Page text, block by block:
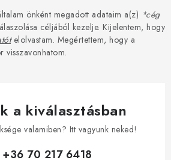
önként megadott adataim a(z) *cég
céljából kezelje. Kijelentem, hogy
elolvastam. Megértettem, hogy a
visszavonhatom.
a kiválasztásban
valamiben? Itt vagyunk neked!
+36 70 217 6418